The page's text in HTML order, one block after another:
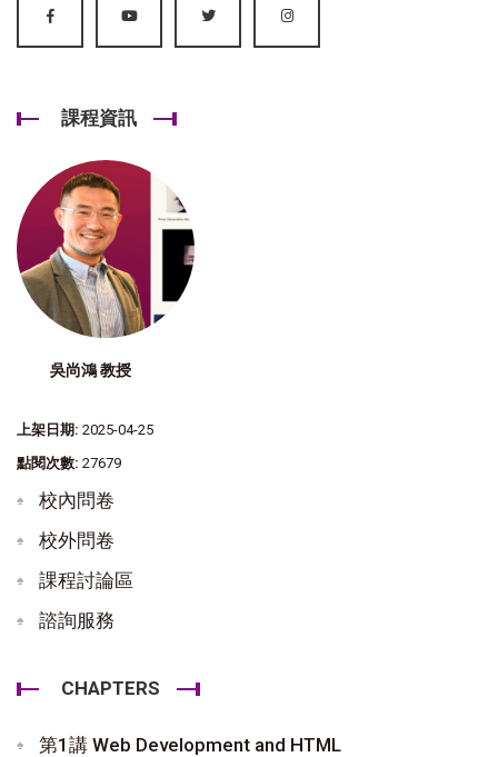
課程資訊
吳尚鴻 教授
上架日期: 2025-04-25
點閱次數: 27679
校內問卷
校外問卷
課程討論區
諮詢服務
CHAPTERS
第1講 Web Development and HTML